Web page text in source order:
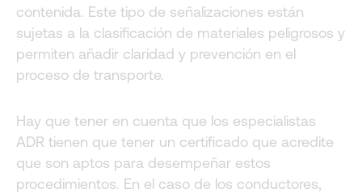
contenida. Este tipo de señalizaciones están
sujetas a la clasificación de materiales peligrosos y
permiten añadir claridad y prevención en el
proceso de transporte.
Hay que tener en cuenta que los especialistas
ADR tienen que tener un certificado que acredite
que son aptos para desempeñar estos
procedimientos. En el caso de los conductores,